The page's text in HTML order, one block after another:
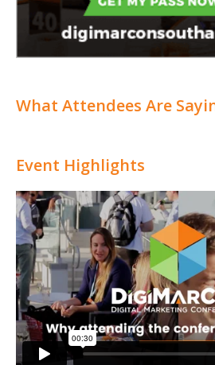
What Attendees Are
Event Highlights